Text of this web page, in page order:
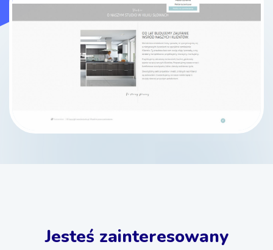
Jesteś zainteresowany